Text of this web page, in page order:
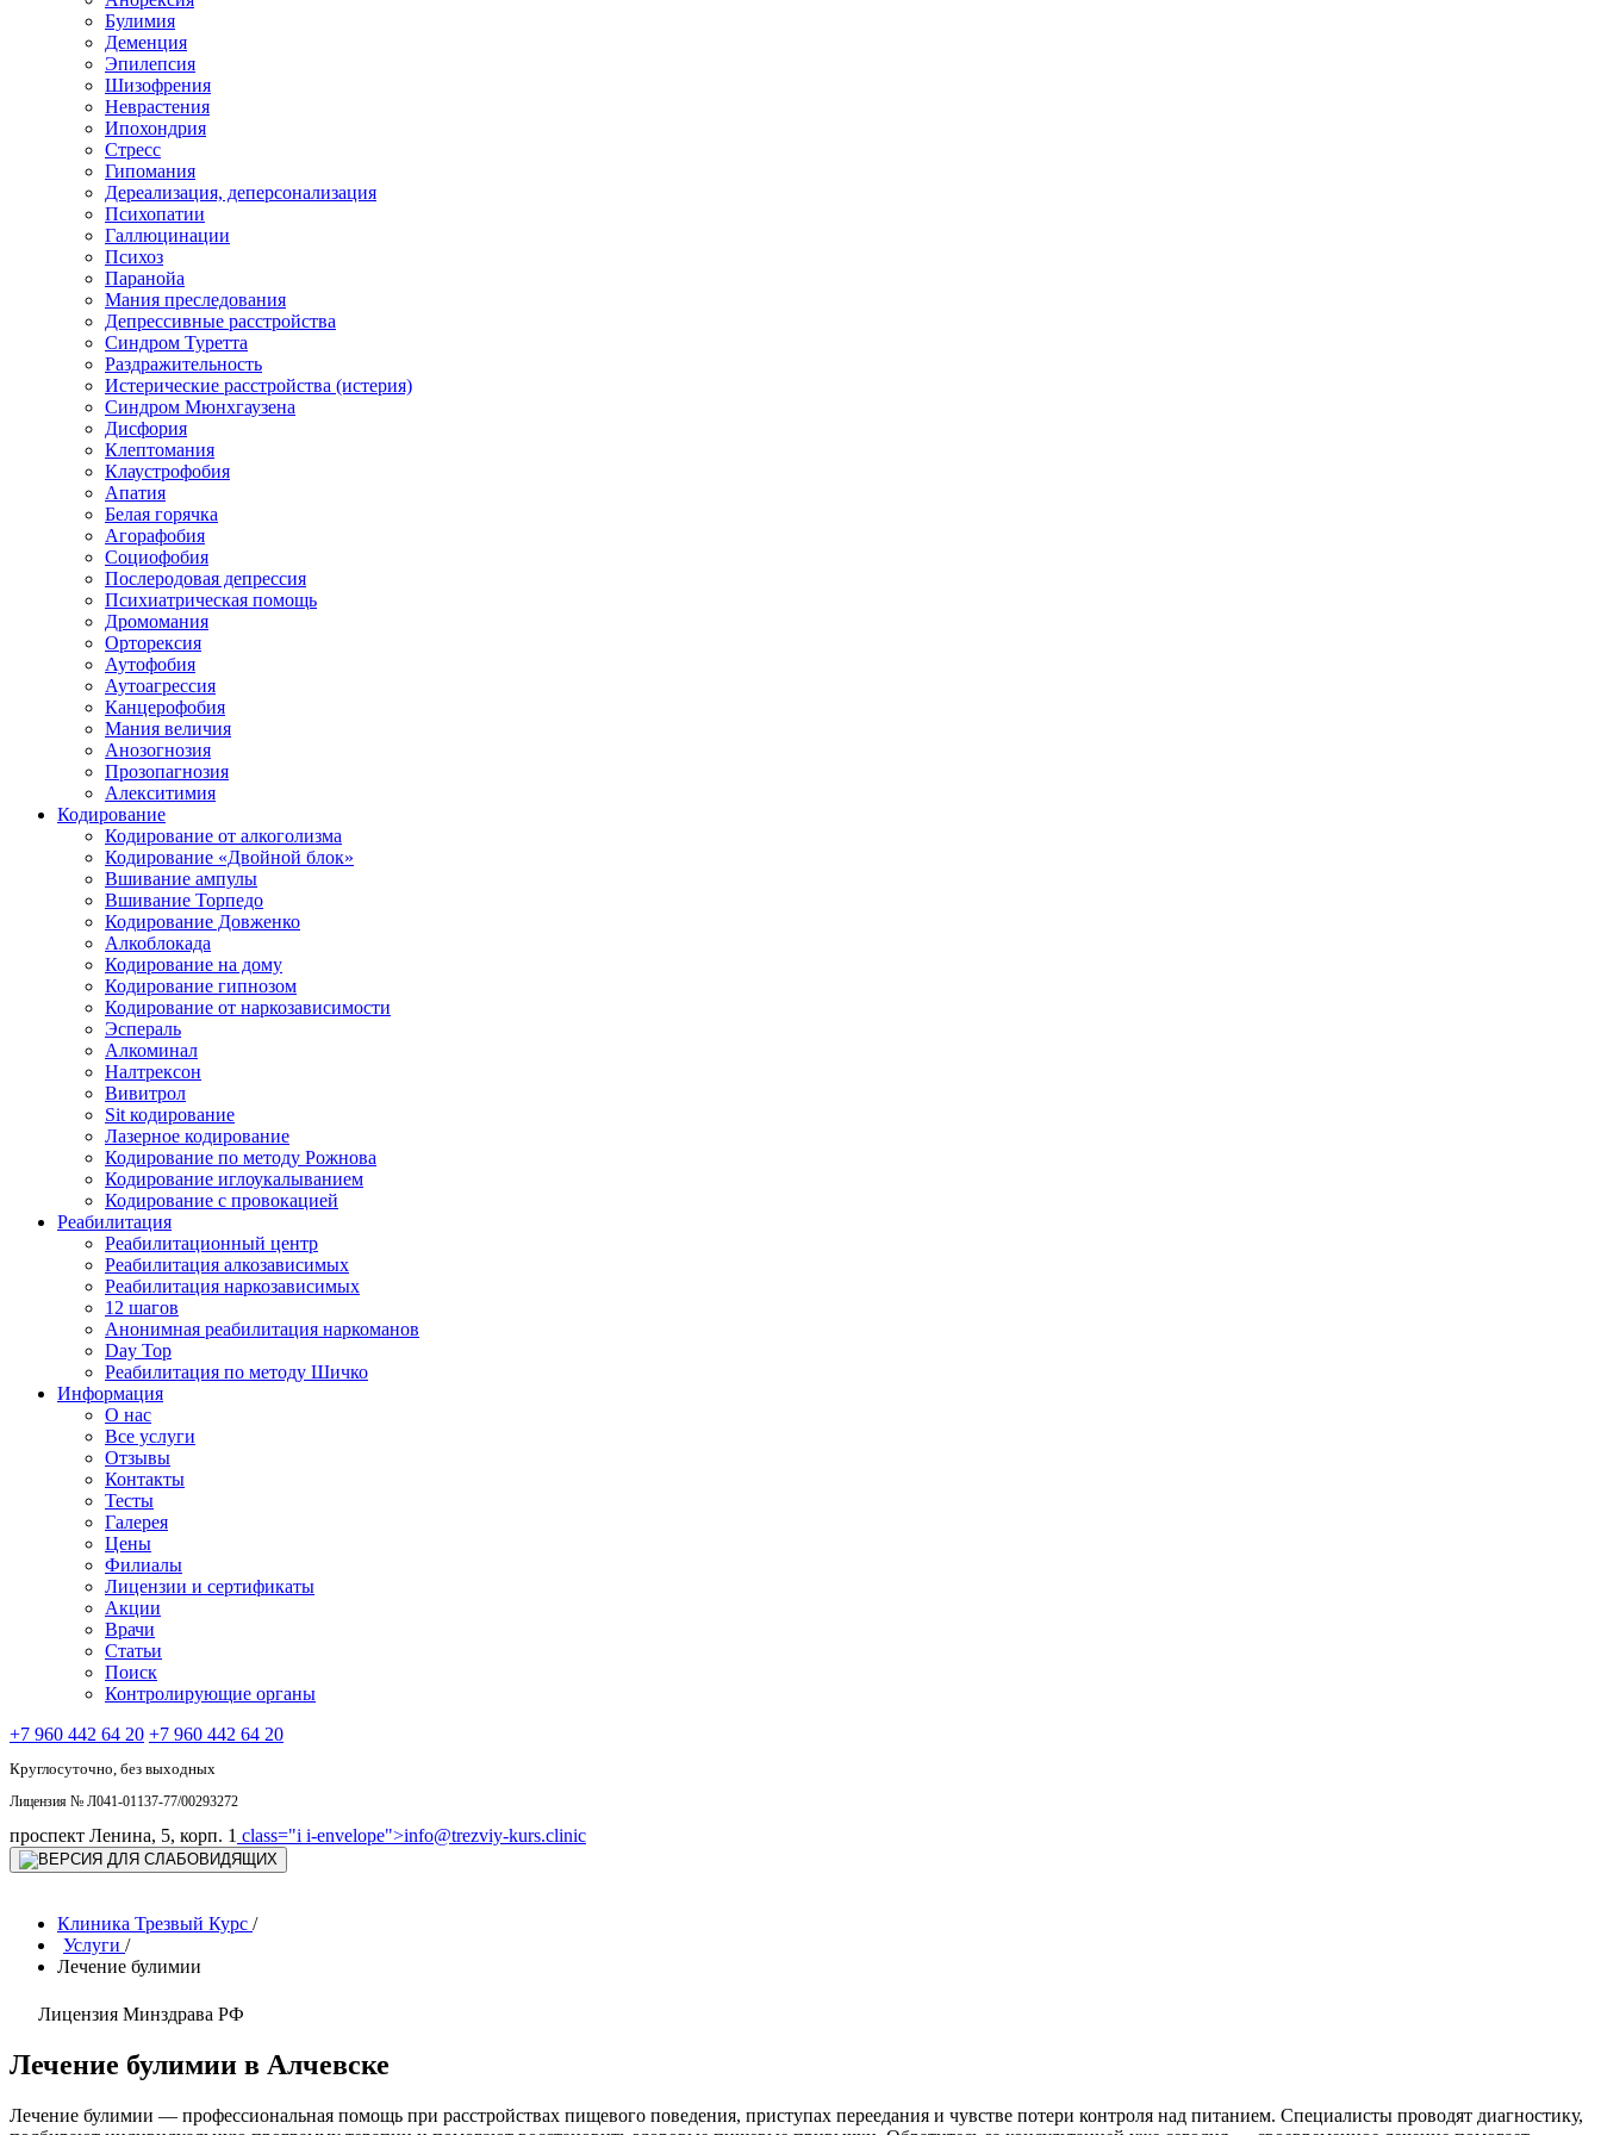
Булимия
Деменция
Эпилепсия
Шизофрения
Неврастения
Ипохондрия
Стресс
Гипомания
Дереализация, деперсонализация
Психопатии
Галлюцинации
Психоз
Паранойа
Мания преследования
Депрессивные расстройства
Синдром Туретта
Раздражительность
Истерические расстройства (истерия)
Синдром Мюнхгаузена
Дисфория
Клептомания
Клаустрофобия
Апатия
Белая горячка
Агорафобия
Социофобия
Послеродовая депрессия
Психиатрическая помощь
Дромомания
Орторексия
Аутофобия
Аутоагрессия
Канцерофобия
Мания величия
Анозогнозия
Прозопагнозия
Алекситимия
Кодирование
Кодирование от алкоголизма
Кодирование «Двойной блок»
Вшивание ампулы
Вшивание Торпедо
Кодирование Довженко
Алкоблокада
Кодирование на дому
Кодирование гипнозом
Кодирование от наркозависимости
Эспераль
Алкоминал
Налтрексон
Вивитрол
Sit кодирование
Лазерное кодирование
Кодирование по методу Рожнова
Кодирование иглоукалыванием
Кодирование с провокацией
Реабилитация
Реабилитационный центр
Реабилитация алкозависимых
Реабилитация наркозависимых
12 шагов
Анонимная реабилитация наркоманов
Day Top
Реабилитация по методу Шичко
Информация
О нас
Все услуги
Отзывы
Контакты
Тесты
Галерея
Цены
Филиалы
Лицензии и сертификаты
Акции
Врачи
Статьи
Поиск
Контролирующие органы
+7 960 442 64 20 +7 960 442 64 20
Круглосуточно, без выходных
Лицензия № Л041-01137-77/00293272
проспект Ленина, 5, корп. 1 class="i i-envelope">info@trezviy-kurs.clinic
Клиника Трезвый Курс /
Услуги /
Лечение булимии
Лицензия Минздрава РФ
Лечение булимии в Алчевске
Лечение булимии — профессиональная помощь при расстройствах пищевого поведения, приступах переедания и чувстве потери контроля над питанием. Специалисты проводят диагностику,